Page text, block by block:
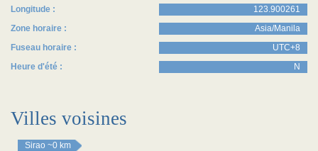
Longitude :
123.900261
Zone horaire :
Asia/Manila
Fuseau horaire :
UTC+8
Heure d'été :
N
Villes voisines
Sirao ~0 km